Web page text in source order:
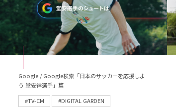
Google / Google検索「日本のサッカーを応援しよ
う 堂安律選手」篇
#TV-CM
#DIGITAL GARDEN